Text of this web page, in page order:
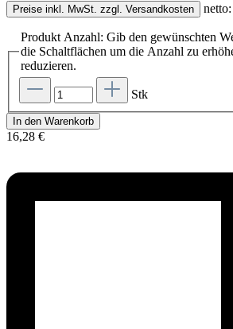
Preise inkl. MwSt. zzgl. Versandkosten
Produkt Anzahl: Gib den gewünschten
die Schaltflächen um die Anzahl zu
reduzieren.
Stk
In den Warenkorb
16,28 €